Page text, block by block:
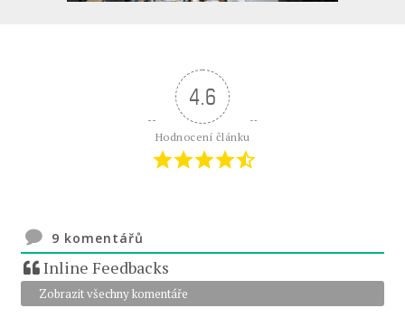
4.6
Hodnocení článku
9 komentářů
Inline Feedbacks
Zobrazit všechny komentáře